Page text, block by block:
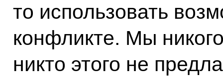
то использовать
конфликте. Мы
никто этого не